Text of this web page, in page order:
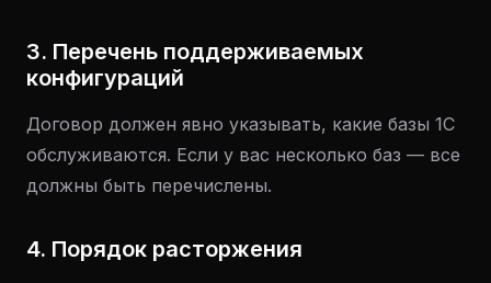
3. Перечень поддерживаемых
конфигураций
Договор должен явно указывать, какие базы 1С
обслуживаются. Если у вас несколько баз — все
должны быть перечислены.
4. Порядок расторжения